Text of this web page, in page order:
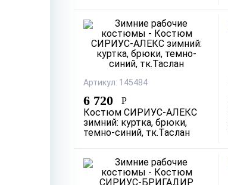
Артикул: 145484
6 720 Р
Костюм СИРИУС-АЛЕКС
зимний: куртка, брюки,
темно-синий, тк.Таслан